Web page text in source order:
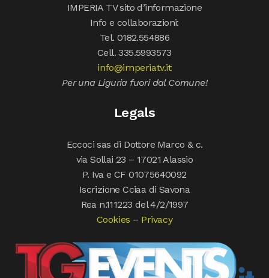
IMPERIA TV sito d’informazione
Info e collaborazioni:
Tel. 0182.554886
Cell. 335.5993573
info@imperiatv.it
Per una Liguria fuori dal Comune!
Legals
Eccoci sas di Dottore Marco & c.
via Sollai 23 – 17021 Alassio
P. Iva e CF 01075640092
Iscrizione Cciaa di Savona
Rea n.111223 del 4/2/1997
Cookies – Privacy